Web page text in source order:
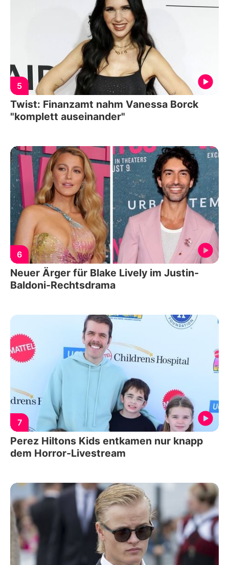
5
Twist: Finanzamt nahm Vanessa Borck
"komplett auseinander"
6
Neuer Ärger für Blake Lively im Justin-
Baldoni-Rechtsdrama
7
Perez Hiltons Kids entkamen nur knapp
dem Horror-Livestream